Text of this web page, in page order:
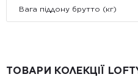
Вага піддону брутто (кг)
ТОВАРИ КОЛЕКЦІЇ